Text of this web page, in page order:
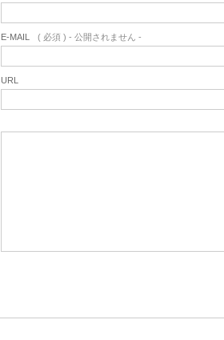
E-MAIL ( 必須 ) - 公開されません -
URL